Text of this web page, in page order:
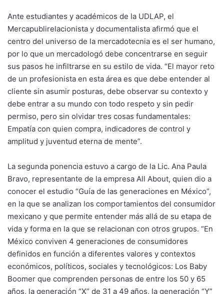
Ante estudiantes y académicos de la UDLAP, el
Mercapublirelacionista y documentalista afirmó que el
centro del universo de la mercadotecnia es el ser humano,
por lo que un mercadologó debe concentrarse en seguir
sus pasos he infiltrarse en su estilo de vida. “El mayor reto
de un profesionista en esta área es que debe entender al
cliente sin asumir posturas, debe observar su contexto y
debe entrar a su mundo con todo respeto y sin pedir
permiso, pero sin olvidar tres cosas fundamentales:
Empatía con quien compra, indicadores de control y
amplitud y juventud eterna de mente”.
La segunda ponencia estuvo a cargo de la Lic. Ana Paula
Bravo, representante de la empresa All About, quien dio a
conocer el estudio “Guía de las generaciones en México”,
en la que se analizan los comportamientos del consumidor
mexicano y que permite entender más allá de su etapa de
vida y forma en la que se relacionan con otros grupos. “En
México conviven 4 generaciones de consumidores
definidos en función a diferentes valores y contextos
económicos, políticos, sociales y tecnológicos: Los Baby
Boomer que comprenden personas de entre los 50 y 65
años, la generación “X” de 31 a 49 años, la generación “Y”